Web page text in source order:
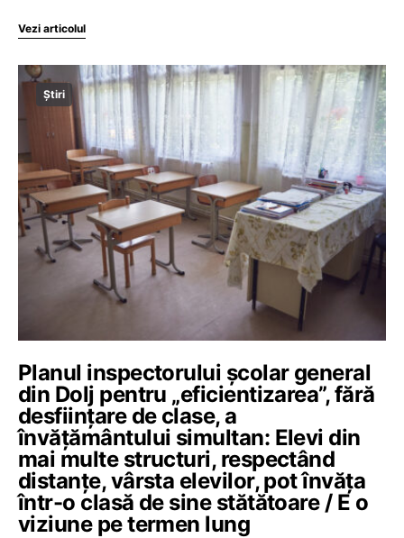
Vezi articolul
Știri
Planul inspectorului școlar general
din Dolj pentru „eficientizarea”, fără
desființare de clase, a
învățământului simultan: Elevi din
mai multe structuri, respectând
distanțe, vârsta elevilor, pot învăța
într-o clasă de sine stătătoare / E o
viziune pe termen lung